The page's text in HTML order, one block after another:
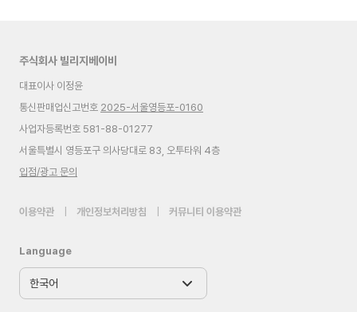
주식회사 빌리지베이비
대표이사 이정윤
통신판매업신고번호 2025-서울영등포-0160
사업자등록번호 581-88-01277
서울특별시 영등포구 의사당대로 83, 오투타워 4층
입점/광고 문의
이용약관 개인정보처리방침 커뮤니티 이용약관
Language